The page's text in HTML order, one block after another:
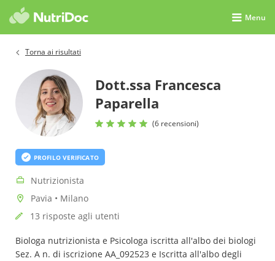
Menu
Torna ai risultati
Dott.ssa Francesca
Paparella
(6 recensioni)
PROFILO VERIFICATO
Nutrizionista
Pavia • Milano
13 risposte agli utenti
Biologa nutrizionista e Psicologa iscritta all'albo dei biologi
Sez. A n. di iscrizione AA_092523 e Iscritta all'albo degli